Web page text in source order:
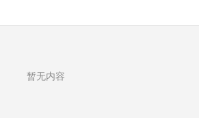
暂无内容